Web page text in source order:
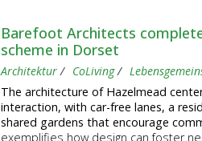
Barefoot Architects
scheme in Dorset
Architektur CoLiving
The architecture of Hazelmead
interaction, with car-free lanes, a
shared gardens that encourage
exemplifies how design can foster